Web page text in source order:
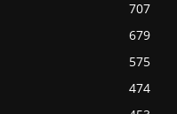
707
679
575
474